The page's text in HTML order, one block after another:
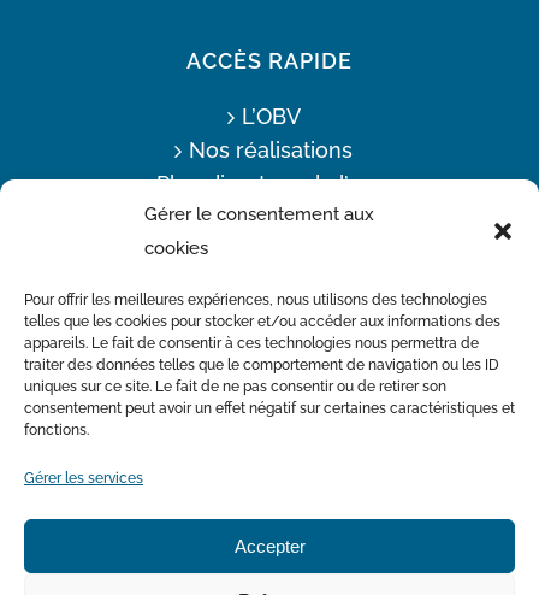
Gérer le consentement aux
cookies
Pour offrir les meilleures expériences, nous utilisons des technologies
telles que les cookies pour stocker et/ou accéder aux informations des
appareils. Le fait de consentir à ces technologies nous permettra de
traiter des données telles que le comportement de navigation ou les ID
uniques sur ce site. Le fait de ne pas consentir ou de retirer son
consentement peut avoir un effet négatif sur certaines caractéristiques et
fonctions.
Gérer les services
Accepter
ACCÈS RAPIDE
L’OBV
Nos réalisations
Plan directeur de l’eau
Offres d’emploi
Avec la participation financière du Ministère de l’Environnement
et de la Lutte contre les changements climatiques
Déclaration de confidentialité